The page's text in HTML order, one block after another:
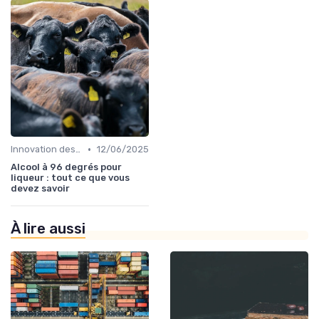
Innovation des recettes • 12/06/2025
Alcool à 96 degrés pour
liqueur : tout ce que vous
devez savoir
À lire aussi